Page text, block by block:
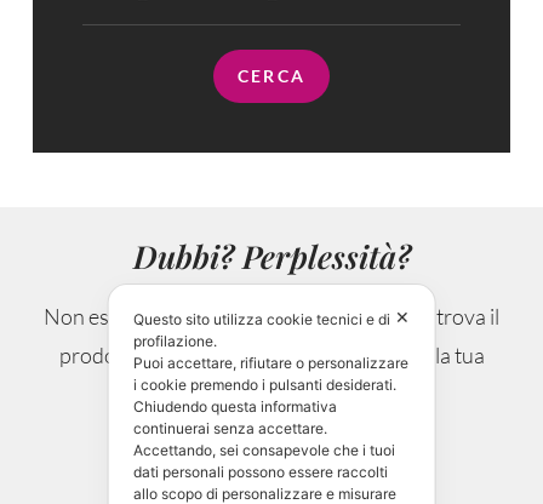
CERCA
Dubbi? Perplessità?
Non esitare, chiedi maggiori informazioni e trova il
prodotto che si sposa alla perfezione con la tua
occasione.
CONTATTAMI!
✕
Questo sito utilizza cookie tecnici e di
profilazione.
Puoi accettare, rifiutare o personalizzare
i cookie premendo i pulsanti desiderati.
Chiudendo questa informativa
continuerai senza accettare.
Accettando, sei consapevole che i tuoi
dati personali possono essere raccolti
allo scopo di personalizzare e misurare